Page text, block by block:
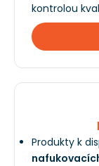
kontrolou
Produkty k